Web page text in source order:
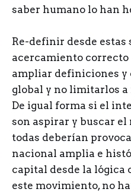
saber humano lo han
Re-definir desde
acercamiento
ampliar definiciones y
global y no limitarlos
De igual forma si el
son aspirar y buscar el
todas deberían
nacional amplia e
capital desde la lógica
este movimiento, no